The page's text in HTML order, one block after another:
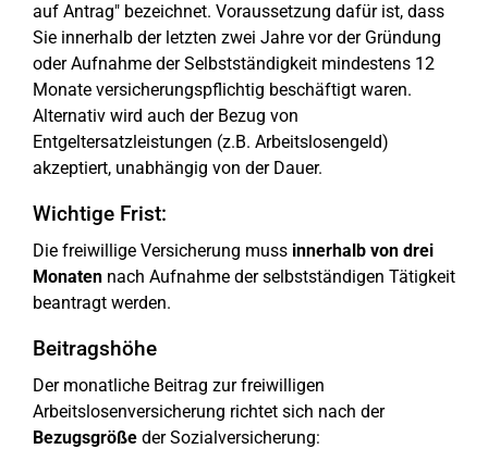
auf Antrag" bezeichnet. Voraussetzung dafür ist, dass
Sie innerhalb der letzten zwei Jahre vor der Gründung
oder Aufnahme der Selbstständigkeit mindestens 12
Monate versicherungspflichtig beschäftigt waren.
Alternativ wird auch der Bezug von
Entgeltersatzleistungen (z.B. Arbeitslosengeld)
akzeptiert, unabhängig von der Dauer.
Wichtige Frist:
Die freiwillige Versicherung muss innerhalb von drei
Monaten nach Aufnahme der selbstständigen Tätigkeit
beantragt werden.
Beitragshöhe
Der monatliche Beitrag zur freiwilligen
Arbeitslosenversicherung richtet sich nach der
Bezugsgröße der Sozialversicherung: